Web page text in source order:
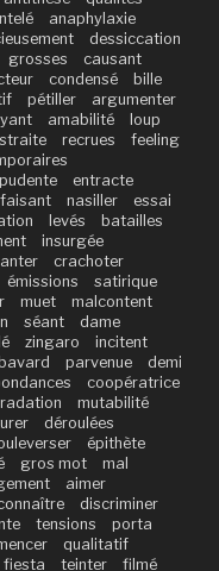
anaphylaxie
dessiccation
grosses
causant
condensé
bille
pétiller
argumenter
amabilité
loup
recrues
feeling
entracte
nasiller
essai
levés
batailles
insurgée
crachoter
émissions
satirique
muet
malcontent
séant
dame
zingaro
incitent
bavard parvenue
demi
coopératrice
mutabilité
déroulées
épithète
gros mot
mal
aimer
discriminer
tensions
porta
qualitatif
fiesta teinter
filmé